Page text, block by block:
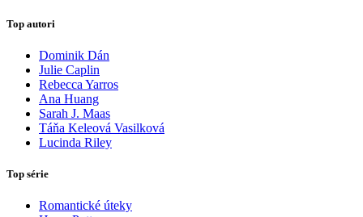
Top autori
Dominik Dán
Julie Caplin
Rebecca Yarros
Ana Huang
Sarah J. Maas
Táňa Keleová Vasilková
Lucinda Riley
Top série
Romantické úteky